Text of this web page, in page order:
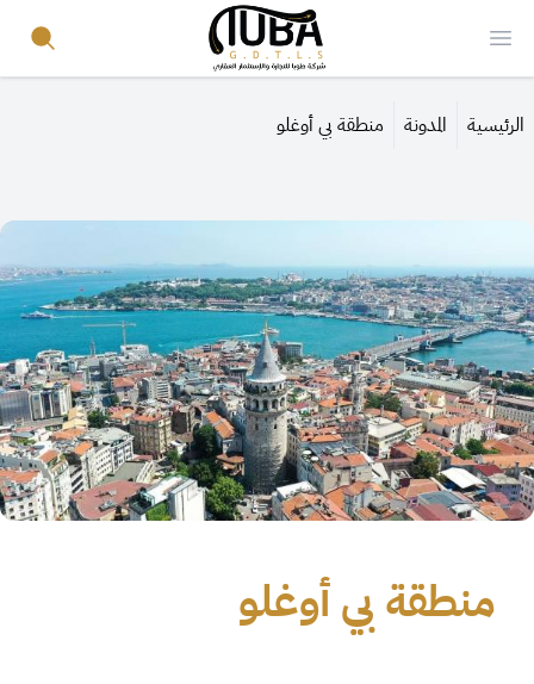
Open menu
Your Company
الرئيسية المدونة منطقة بي أوغلو
منطقة بي أوغلو